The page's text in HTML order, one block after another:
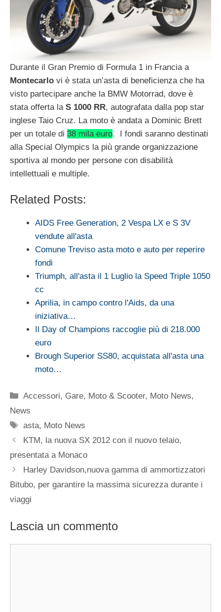
Durante il Gran Premio di Formula 1 in Francia a
Montecarlo vi è stata un’asta di beneficienza che ha
visto partecipare anche la BMW Motorrad, dove è
stata offerta la S 1000 RR, autografata dalla pop star
inglese Taio Cruz. La moto è andata a Dominic Brett
per un totale di 38 mila euro. I fondi saranno destinati
alla Special Olympics la più grande organizzazione
sportiva al mondo per persone con disabilità
intellettuali e multiple.
Related Posts:
AIDS Free Generation, 2 Vespa LX e S 3V
vendute all'asta
Comune Treviso asta moto e auto per reperire
fondi
Triumph, all'asta il 1 Luglio la Speed Triple 1050
cc
Aprilia, in campo contro l'Aids, da una
iniziativa…
Il Day of Champions raccoglie più di 218.000
euro
Brough Superior SS80, acquistata all'asta una
moto…
Categorie
Accessori, Gare, Moto & Scooter, Moto News,
News
Tag
asta, Moto News
KTM, la nuova SX 2012 con il nuovo telaio,
presentata a Monaco
Harley Davidson,nuova gamma di ammortizzatori
Bitubo, per garantire la massima sicurezza durante i
viaggi
Lascia un commento